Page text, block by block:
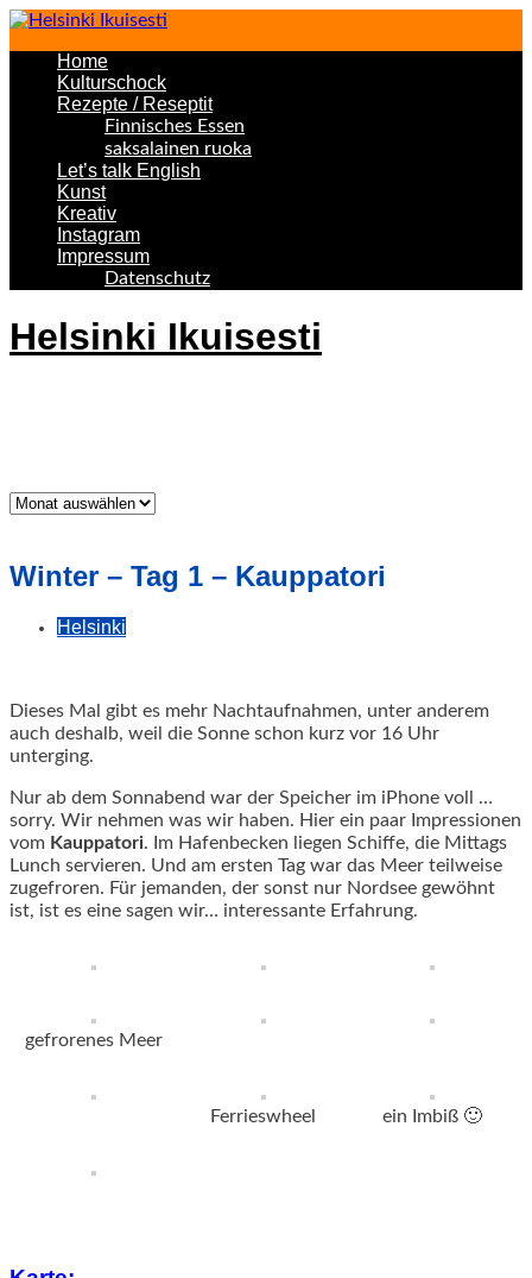
Home
Kulturschock
Rezepte / Reseptit
Finnisches Essen
saksalainen ruoka
Let’s talk English
Kunst
Kreativ
Instagram
Impressum
Datenschutz
Helsinki Ikuisesti
Was
Winter – Tag 1 – Kauppatori
Helsinki
Dieses Mal gibt es mehr Nachtaufnahmen, unter anderem
auch deshalb, weil die Sonne schon kurz vor 16 Uhr
unterging.
Nur ab dem Sonnabend war der Speicher im iPhone voll …
sorry. Wir nehmen was wir haben. Hier ein paar Impressionen
vom Kauppatori. Im Hafenbecken liegen Schiffe, die Mittags
Lunch servieren. Und am ersten Tag war das Meer teilweise
zugefroren. Für jemanden, der sonst nur Nordsee gewöhnt
ist, ist es eine sagen wir… interessante Erfahrung.
gefrorenes Meer
Ferrieswheel ein Imbiß 🙂